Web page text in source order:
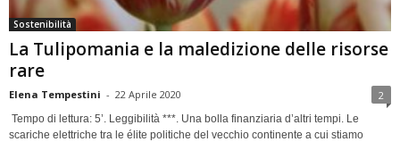
Sostenibilità
La Tulipomania e la maledizione delle risorse
rare
Elena Tempestini - 22 Aprile 2020 2
Tempo di lettura: 5’. Leggibilità ***. Una bolla finanziaria d’altri tempi. Le
scariche elettriche tra le élite politiche del vecchio continente a cui stiamo